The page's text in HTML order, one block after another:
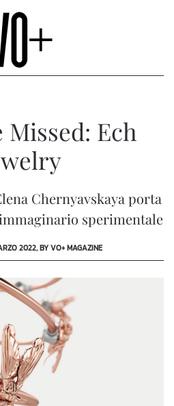
Missed: Ech
Chernyavskaya porta
sperimentale
2022, BY VO+ MAGAZINE